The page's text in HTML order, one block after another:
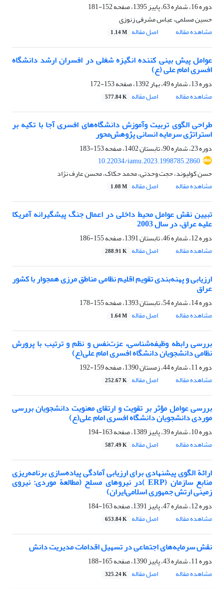
دوره 16، شماره 63، پاییز 1395، صفحه
152-181
حسین مسلمی، عباس مشرفی زنوزی
مشاهده مقاله
اصل مقاله 1.14 M
عوامل پیش بینی کننده انگیزه شغلی در افسران ارشد دانشگاه
افسری امام علی (ع)
دوره 13، شماره 49، بهار 1392، صفحه
153-172
مشاهده مقاله
اصل مقاله 577.84 K
طراحی الگوی تربیت وآموزش دانشگاه‌های افسری آجا با تکیه بر
استراتژی سرمایه انسانی پژوهش‌محور
دوره 23، شماره 90، تابستان 1402، صفحه
153-183
10.22034/iamu.2023.1998785.2860
حسن کولیوند، حجت وحدتی، محمد حکاک، محسن عارف نژاد
مشاهده مقاله
اصل مقاله 1.08 M
تبیین نقش عوامل محیط داخلی در اعمال جنگ پیشگیرانه آمریکا
علیه عراق، در سال 2003
دوره 12، شماره 46، تابستان 1391، صفحه
155-186
مشاهده مقاله
اصل مقاله 288.91 K
ارزیابی و پهنه‌بندی تقویم اقلیم نظامی مناطق مرزی همجوار با کشور
عراق
دوره 14، شماره 54، تابستان 1393، صفحه
155-178
مشاهده مقاله
اصل مقاله 1.64 M
بررسی رابطه وظیفه‌شناسی، عزت‌نفس و نظم ‌و ترتیب با پرورش
نظامی دانشجویان دانشگاه افسری امام علی(ع)
دوره 11، شماره 44، زمستان 1390، صفحه
159-192
مشاهده مقاله
اصل مقاله 252.67 K
بررسی عوامل مؤثر بر تقویت و ارتقای معنویت دانشجویان بررسی
موردی دانشجویان دانشگاه افسری امام علی(ع)
دوره 10، شماره 39، پاییز 1389، صفحه
163-194
مشاهده مقاله
اصل مقاله 587.49 K
ارائة الگوی پیشنهادی برای ارزیابی آمادگی پیاده‌سازی برنامه‌ریزی
منابع سازمان (ERP )در نیروهای مسلح (مطالعة موردی: نیروی
زمینی ارتش جمهوری اسلامی‌ایران)
دوره 12، شماره 47، پاییز 1391، صفحه
163-184
مشاهده مقاله
اصل مقاله 653.84 K
نقش سرمایه‌های اجتماعی در تسهیل اقدامات مدیریت دانش
دوره 11، شماره 43، پاییز 1390، صفحه
165-188
مشاهده مقاله
اصل مقاله 325.24 K